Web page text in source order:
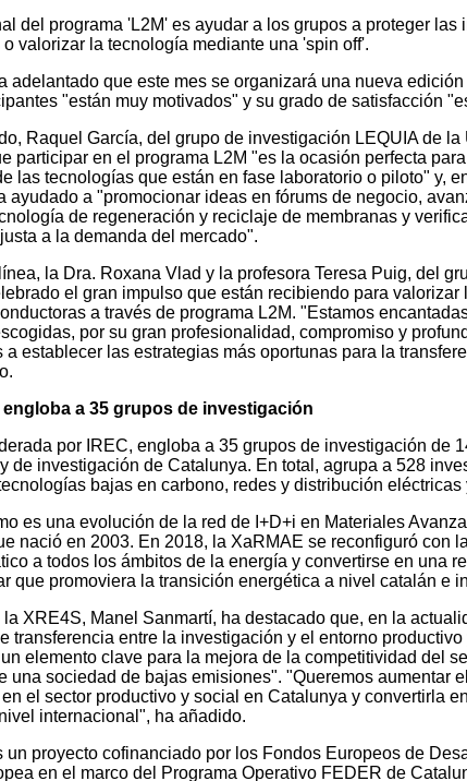
del programa 'L2M' es ayudar a los grupos a proteger las
o valorizar la tecnología mediante una 'spin off'.
adelantado que este mes se organizará una nueva
"están muy motivados" y su grado de satisfacción
Raquel García, del grupo de investigación LEQUIA de
participar en el programa L2M "es la ocasión perfecta
las tecnologías que están en fase laboratorio o piloto" y,
ayudado a "promocionar ideas en fórums de negocio,
de regeneración y reciclaje de membranas y
a la demanda del mercado".
la Dra. Roxana Vlad y la profesora Teresa Puig, del
el gran impulso que están recibiendo para
a través de programa L2M. "Estamos
por su gran profesionalidad, compromiso y
a establecer las estrategias más oportunas para la
engloba a 35 grupos de investigación
por IREC, engloba a 35 grupos de investigación de
de investigación de Catalunya. En total, agrupa a 528
bajas en carbono, redes y distribución
es una evolución de la red de I+D+i en Materiales
nació en 2003. En 2018, la XaRMAE se reconfiguró con
a todos los ámbitos de la energía y convertirse en una
que promoviera la transición energética a nivel catalán e
la XRE4S, Manel Sanmartí, ha destacado que, en la
transferencia entre la investigación y el entorno
elemento clave para la mejora de la competitividad del
una sociedad de bajas emisiones". "Queremos aumentar
el sector productivo y social en Catalunya y convertirla
internacional", ha añadido.
un proyecto cofinanciado por los Fondos Europeos de
en el marco del Programa Operativo FEDER de